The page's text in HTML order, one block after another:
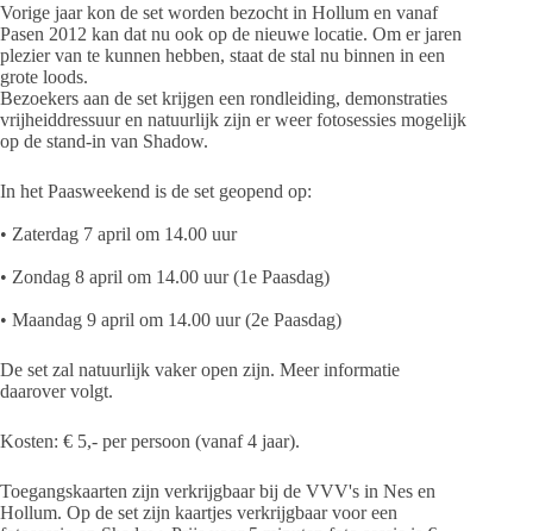
Vorige jaar kon de set worden bezocht in Hollum en vanaf
Pasen 2012 kan dat nu ook op de nieuwe locatie. Om er jaren
plezier van te kunnen hebben, staat de stal nu binnen in een
grote loods.
Bezoekers aan de set krijgen een rondleiding, demonstraties
vrijheiddressuur en natuurlijk zijn er weer fotosessies mogelijk
op de stand-in van Shadow.
In het Paasweekend is de set geopend op:
• Zaterdag 7 april om 14.00 uur
• Zondag 8 april om 14.00 uur (1e Paasdag)
• Maandag 9 april om 14.00 uur (2e Paasdag)
De set zal natuurlijk vaker open zijn. Meer informatie
daarover volgt.
Kosten: € 5,- per persoon (vanaf 4 jaar).
Toegangskaarten zijn verkrijgbaar bij de VVV's in Nes en
Hollum. Op de set zijn kaartjes verkrijgbaar voor een